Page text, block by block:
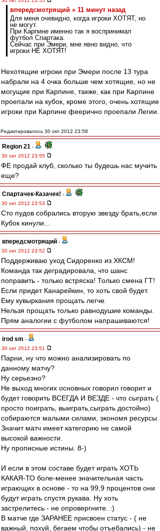
впередсмотрящий » 11 минут назад
Для меня очевидно, когда игроки ХОТЯТ, но
не могут.
При Карпине именно так я воспринимал
футбол Спартака.
Сейчас при Эмери, мне явно видно, что
игроки НЕ ХОТЯТ!
Нехотящие игроки при Эмери после 13 тура
набрали на 4 очка больше чем хотящие, но не
могущие при Карпине, также, как при Карпине
проепали на кубок, кроме этого, очень хотящие
игроки при Карпине феерично проепали Легии.
Редактировалось 30 окт 2012 23:58
Region 21 -
30 окт 2012 23:55
ФЕ продай клуб, сколько ты будешь нас мучить
еще?
Спартачек-Казачек! -
30 окт 2012 23:53
Сто пудов собрались вторую звезду брать,если
Кубок кинули...
впередсмотрящий -
30 окт 2012 23:52
Поддерживаю уход Сидоренко из ХКСМ!
Команда так деградировала, что шанс
поправить - только встряска! Только смена ГТ!
Если придет Канарейкин, то хоть свой будет.
Ему кувыркания прощать легче.
Нельзя прощать только равнодушие команды.
Прям аналогии с футболом напрашиваются!
irod sm -
30 окт 2012 23:51
Парни, ну что можно анализировать по
данному матчу?
Ну серьезно?
Не выход многих основных говорил говорит и
будет говорить ВСЕГДА И ВЕЗДЕ - что сыграть (
просто поиграть, выиграть,сыграть достойно)
собираются малыми силами, экономя ресурсы.
Значит матч имеет категорию не самой
высокой важности.
Ну прописные истины. 8-)
И если в этом составе будет играть ХОТЬ
КАКАЯ-ТО боле-менее значительная часть
играющих в основе - то на 99,9 процентов они
будут играть спустя рукава. Ну хоть
застрелитесь - не опровергните. :)
В матче где ЗАРАНЕЕ присвоен статус - ( не
важный, похуй, бегаем чтобы отъебались) - не